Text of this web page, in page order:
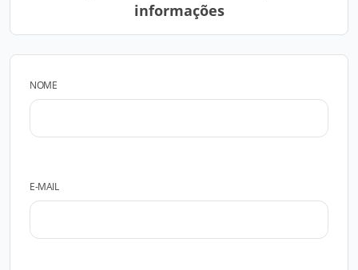
informações
NOME
E-MAIL